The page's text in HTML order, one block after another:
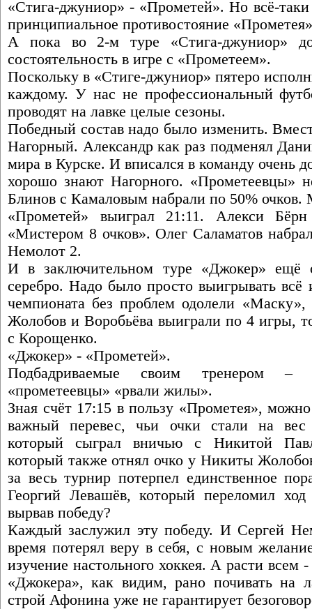
«Стига-джуниор» - «Прометей». Но всё-таки
принципиальное противостояние
А пока во 2-м туре «Стига-джуниор»
состоятельность в игре с «Прометеем».
Поскольку в «Стиге-джуниор» пятеро
каждому. У нас не профессиональный
проводят на лавке целые сезоны.
Победный состав надо было изменить.
Нагорный. Александр как раз подменял
мира в Курске. И вписался в команду очень
хорошо знают Нагорного. «Прометеевцы»
Блинов с Камаловым набрали по 50%
«Прометей» выиграл 21:11. Алекси
«Мистером 8 очков». Олег Саламатов
Немолот 2.
И в заключительном туре «Джокер» ещё
серебро. Надо было просто выигрывать
чемпионата без проблем одолели «Маску»,
Жолобов и Воробьёва выиграли по 4 игры,
с Корощенко.
«Джокер» - «Прометей».
Подбадриваемые своим тренером
«прометеевцы» «рвали жилы».
Зная счёт 17:15 в пользу «Прометея»,
важный перевес, чьи очки стали на вес
который сыграл вничью с Никитой
который также отнял очко у Никиты
за весь турнир потерпел единственное
Георгий Левашёв, который переломил
вырвав победу?
Каждый заслужил эту победу. И Сергей
время потерял веру в себя, с новым
изучение настольного хоккея. А расти всем
«Джокера», как видим, рано почивать на
строй Афонина уже не гарантирует